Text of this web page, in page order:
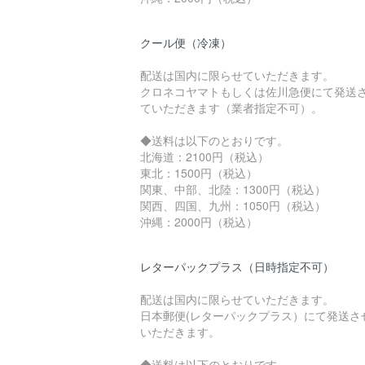
クール便（冷凍）
配送は国内に限らせていただきます。
クロネコヤマトもしくは佐川急便にて発送
ていただきます（業者指定不可）。
◆送料は以下のとおりです。
北海道：2100円（税込）
東北：1500円（税込）
関東、中部、北陸：1300円（税込）
関西、四国、九州：1050円（税込）
沖縄：2000円（税込）
レターパックプラス（日時指定不可）
配送は国内に限らせていただきます。
日本郵便(レターパックプラス）にて発送さ
いただきます。